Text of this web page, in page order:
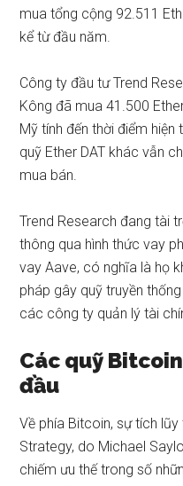
mua tổng cộng 92.511
kể từ đầu năm.
Công ty đầu tư Trend
Kôngđã mua 41.500
Mỹ tính đến thời điểm
quỹ Ether DAT khác vẫn
mua bán.
Trend Research đang tài
thông qua hìnhthức vay
vay Aave, có nghĩa là họ
pháp gây quỹ truyền
các công ty quản lý tài
Các quỹ
đầu
Về phía Bitcoin, sự tích
Strategy, do Michael
chiếm ưu thế trong số